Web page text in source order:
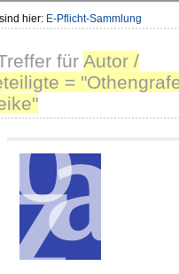
hier: E-Pflicht-Sammlung
für Autor /
=